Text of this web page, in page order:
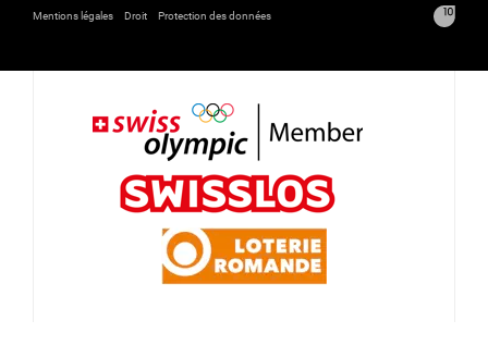
Mentions légales Droit Protection des données